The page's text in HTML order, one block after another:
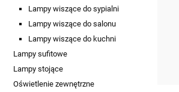
Lampy wiszące do sypialni
Lampy wiszące do salonu
Lampy wiszące do kuchni
Lampy sufitowe
Lampy stojące
Oświetlenie zewnętrzne